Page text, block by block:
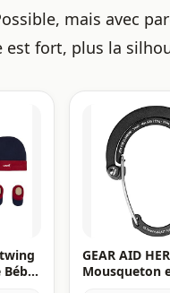
mais avec
est fort, plus la
GEAR AID
Mousqueton